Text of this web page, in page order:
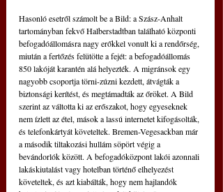
Hasonló esetről számolt be a Bild: a Szász-Anhalt
tartományban fekvő Halberstadtban található központi
befogadóállomásra nagy erőkkel vonult ki a rend­őrség,
miután a fertőzés felütötte a fejét: a befogadóállomás
850 lakóját karantén alá helyezték. A migránsok egy
nagyobb csoportja törni-zúzni kezdett, átvágták a
biztonsági kerítést, és megtámadták az őröket. A Bild
szerint az váltotta ki az erőszakot, hogy egyeseknek
nem ízlett az étel, mások a lassú internetet kifogásolták,
és telefonkártyát követeltek. Bremen-Vegesackban már
a második tiltakozási hullám söpört végig a
bevándorlók között. A befogadóközpont lakói azonnali
lakáskiutalást vagy hotelban történő elhelyezést
követeltek, és azt kiabálták, hogy nem hajlandók